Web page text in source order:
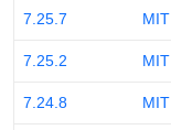
7.25.7 MIT
7.25.2 MIT
7.24.8 MIT